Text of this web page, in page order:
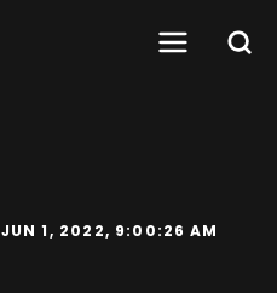
JUN 1, 2022, 9:00:26 AM